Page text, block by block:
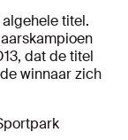
titel.
dat de titel
winnaar zich